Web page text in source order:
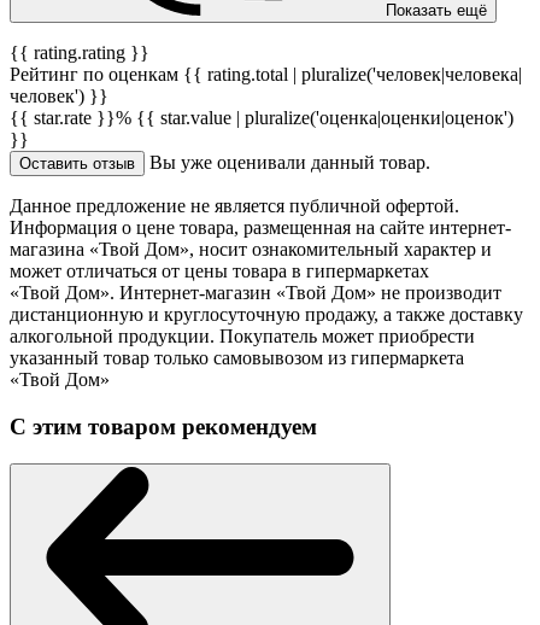
Показать ещё
{{ rating.rating }}
Рейтинг по оценкам {{ rating.total | pluralize('человек|человека|
человек') }}
{{ star.rate }}% {{ star.value | pluralize('оценка|оценки|оценок')
}}
Оставить отзыв Вы уже оценивали данный товар.
Данное предложение не является публичной офертой.
Информация о цене товара, размещенная на сайте интернет-
магазина «Твой Дом», носит ознакомительный характер и
может отличаться от цены товара в гипермаркетах
«Твой Дом». Интернет-магазин «Твой Дом» не производит
дистанционную и круглосуточную продажу, а также доставку
алкогольной продукции. Покупатель может приобрести
указанный товар только самовывозом из гипермаркета
«Твой Дом»
С этим товаром рекомендуем